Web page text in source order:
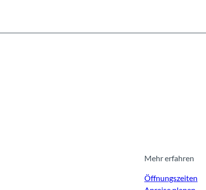
Mehr erfahren
Öffnungszeiten